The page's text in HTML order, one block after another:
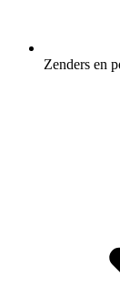
Zenders en